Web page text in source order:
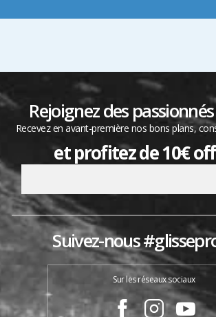
Rejoignez des
Recevez en avant-première nos bons plans,
et profitez de 10€
Suivez-nous
Sur les réseaux sociaux